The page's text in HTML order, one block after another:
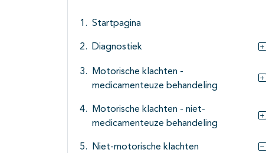
Startpagina
Diagnostiek
Motorische klachten -
medicamenteuze behandeling
Motorische klachten - niet-
medicamenteuze behandeling
Niet-motorische klachten